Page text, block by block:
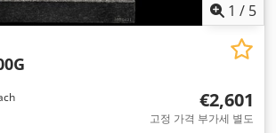
1 / 5
€2,601
고정 가격 부가세 별도